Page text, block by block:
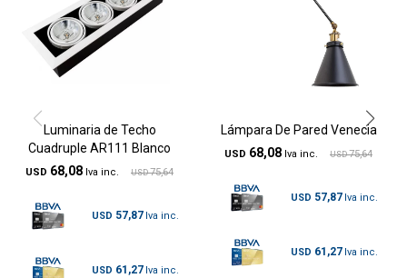
Luminaria de Techo
Cuadruple AR111 Blanco
USD 68,08 USD 75,64
USD 57,87
USD 61,27
Lámpara De Pared Venecia
USD 68,08 USD 75,64
USD 57,87
USD 61,27